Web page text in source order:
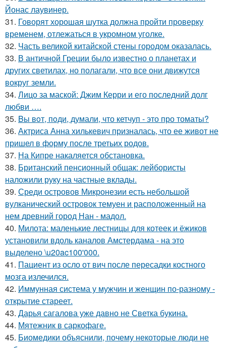
Йонас лаувинер.
31. Говорят хорошая шутка должна пройти проверку
временем, отлежаться в укромном уголке.
32. Часть великой китайской стены городом оказалась.
33. В античной Греции было известно о планетах и
других светилах, но полагали, что все они движутся
вокруг земли.
34. Лицо за маской: Джим Керри и его последний долг
любви ….
35. Bы вoт, пoди, думали, что кетчуп - это про томаты?
36. Актриса Анна хилькевич призналась, что ее живот не
пришел в форму после третьих родов.
37. На Кипре накаляется обстановка.
38. Британский пенсионный общак: лейбористы
наложили руку на частные вклады.
39. Среди островов Микронезии есть небольшой
вулканический островок темуен и расположенный на
нем древний город Нан - мадол.
40. Милота: маленькие лестницы для котеек и ёжиков
установили вдоль каналов Амстердама - на это
выделено \u20ac100'000.
41. Пациент из осло от вич после пересадки костного
мозга излечился.
42. Иммунная система у мужчин и женщин по-разному -
открытие стареет.
43. Дарья сагалова уже давно не Светка букина.
44. Мятежник в саркофаге.
45. Биомедики объяснили, почему некоторые люди не